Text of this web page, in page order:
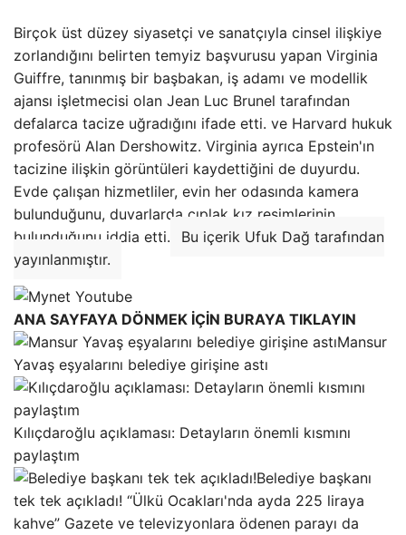
Birçok üst düzey siyasetçi ve sanatçıyla cinsel ilişkiye
zorlandığını belirten temyiz başvurusu yapan Virginia
Guiffre, tanınmış bir başbakan, iş adamı ve modellik
ajansı işletmecisi olan Jean Luc Brunel tarafından
defalarca tacize uğradığını ifade etti. ve Harvard hukuk
profesörü Alan Dershowitz. Virginia ayrıca Epstein'ın
tacizine ilişkin görüntüleri kaydettiğini de duyurdu.
Evde çalışan hizmetliler, evin her odasında kamera
bulunduğunu, duvarlarda çıplak kız resimlerinin
bulunduğunu iddia etti.
Bu içerik Ufuk Dağ tarafından
yayınlanmıştır.
ANA SAYFAYA DÖNMEK İÇİN BURAYA TIKLAYIN
Mansur
Yavaş eşyalarını belediye girişine astı
Kılıçdaroğlu açıklaması: Detayların önemli kısmını
paylaştım
Belediye başkanı
tek tek açıkladı! “Ülkü Ocakları'nda ayda 225 liraya
kahve” Gazete ve televizyonlara ödenen parayı da